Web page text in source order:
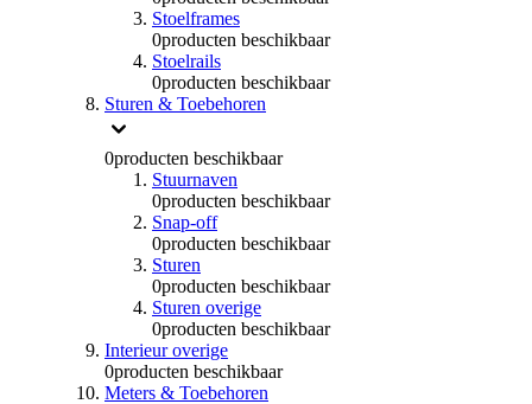
Stoelframes
0producten beschikbaar
Stoelrails
0producten beschikbaar
Sturen & Toebehoren
0producten beschikbaar
Stuurnaven
0producten beschikbaar
Snap-off
0producten beschikbaar
Sturen
0producten beschikbaar
Sturen overige
0producten beschikbaar
Interieur overige
0producten beschikbaar
Meters & Toebehoren